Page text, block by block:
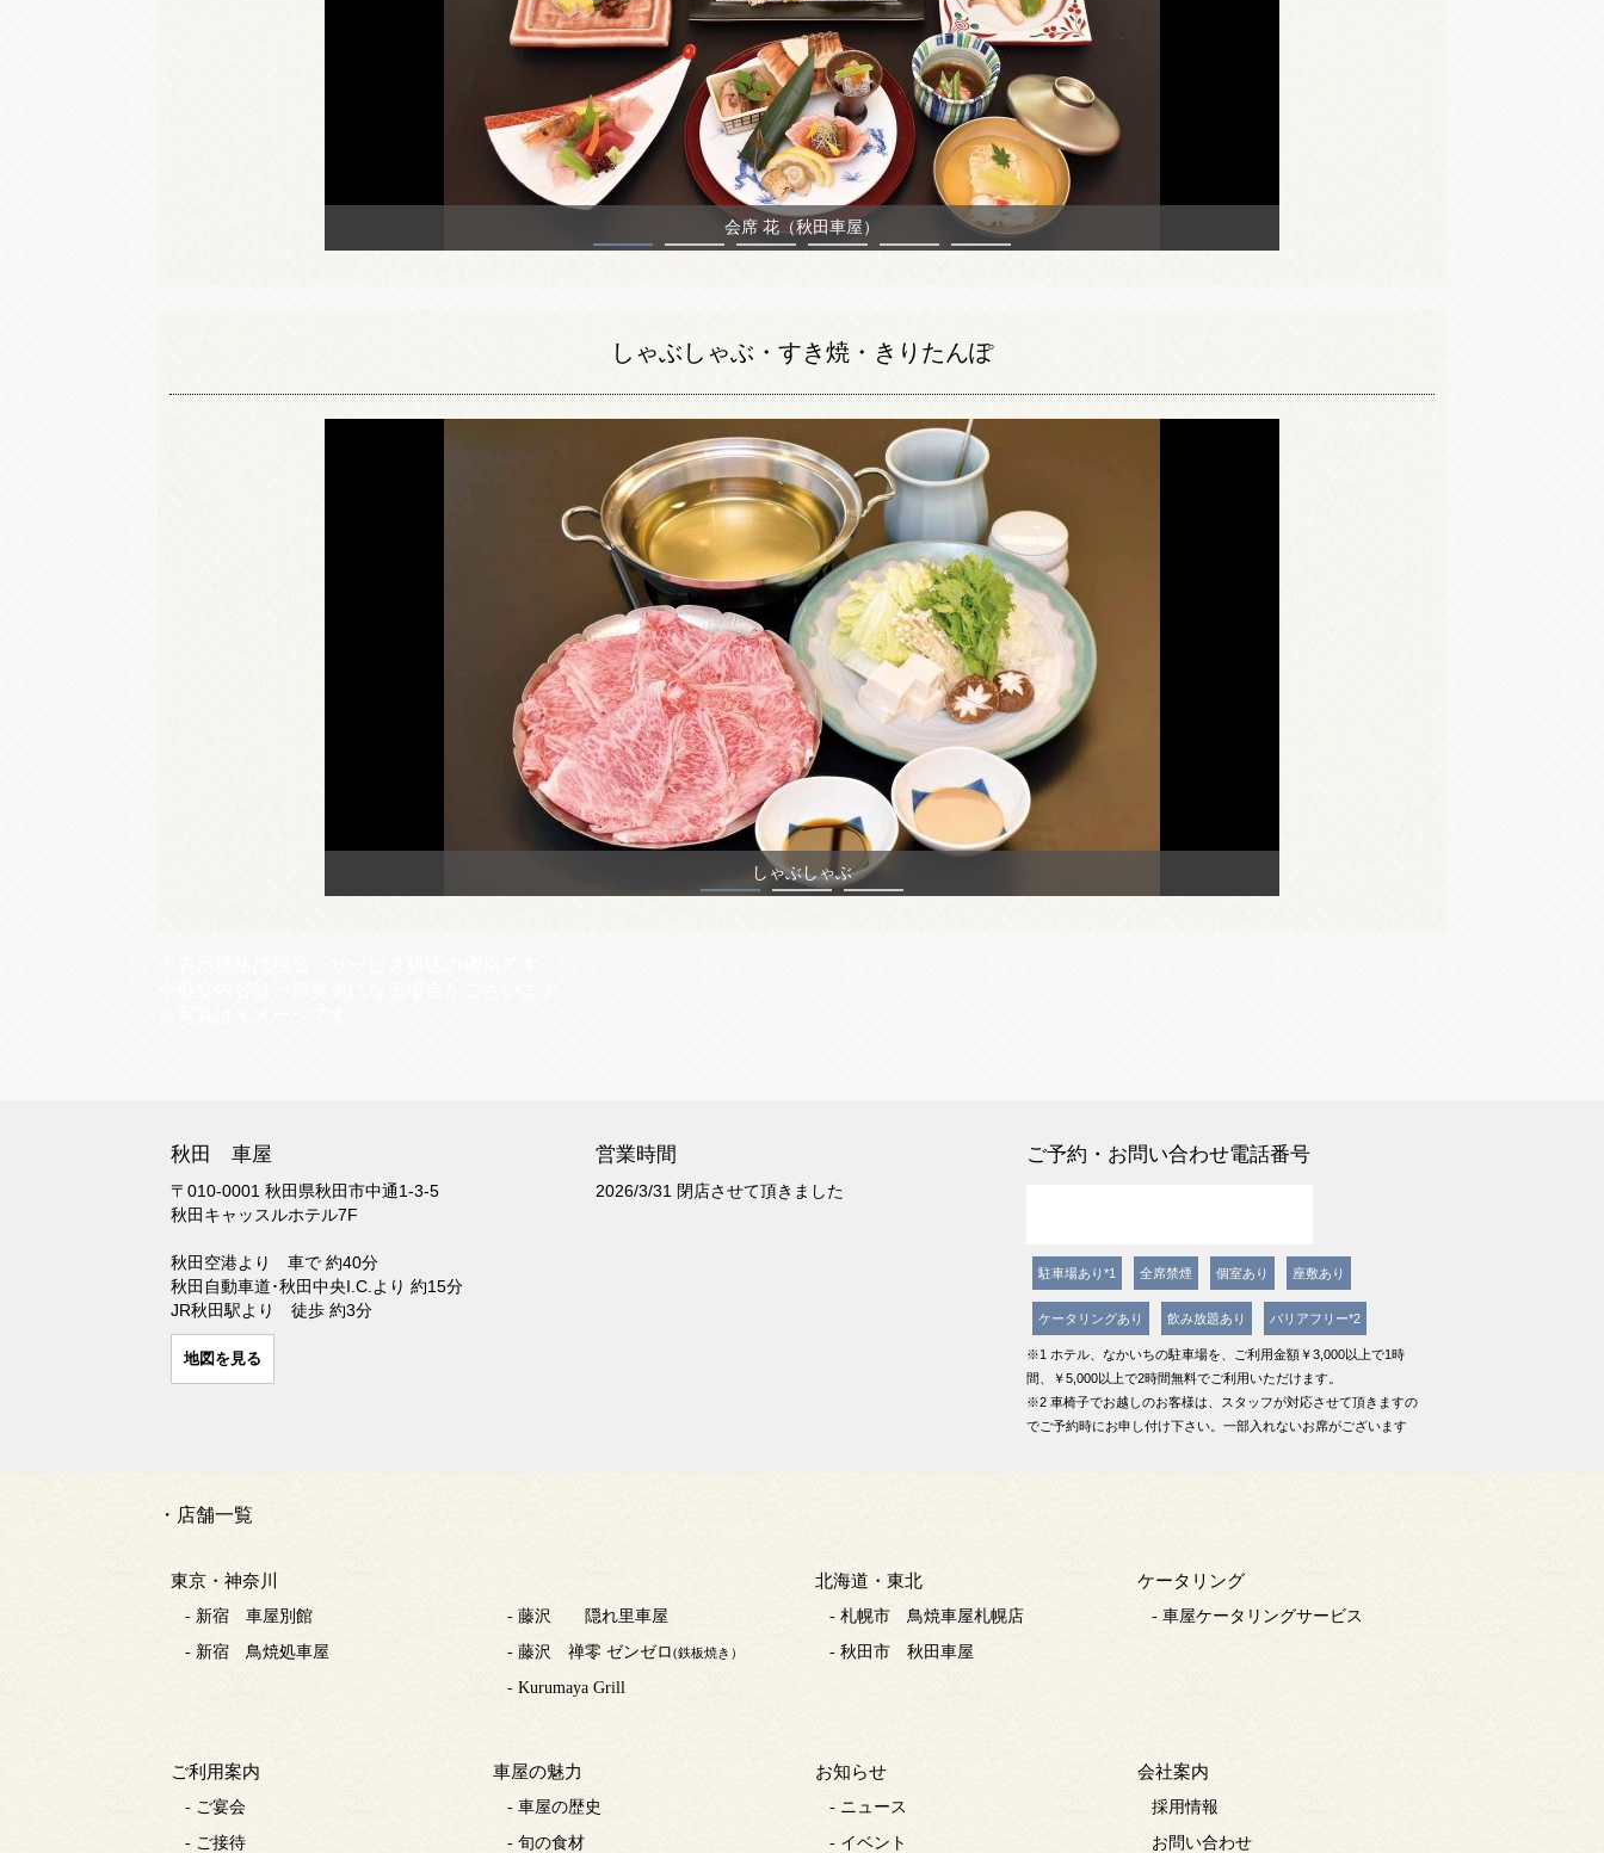
会席 花（秋田車屋）
しゃぶしゃぶ・すき焼・きりたんぽ
しゃぶしゃぶ
秋田 車屋
〒010-0001 秋田県秋田市中通1-3-5
秋田キャッスルホテル7F
秋田空港より 車で 約40分
秋田自動車道･秋田中央I.C.より 約15分
JR秋田駅より 徒歩 約3分
地図を見る
営業時間
2026/3/31 閉店させて頂きました
ご予約・お問い合わせ電話番号
駐車場あり*1 全席禁煙 個室あり 座敷あり
ケータリングあり 飲み放題あり バリアフリー*2
※1 ホテル、なかいちの駐車場を、ご利用金額￥3,000以上で1時
間、￥5,000以上で2時間無料でご利用いただけます。
※2 車椅子でお越しのお客様は、スタッフが対応させて頂きますの
でご予約時にお申し付け下さい。一部入れないお席がございます
・店舗一覧
東京・神奈川
- 新宿 車屋別館
- 新宿 鳥焼処車屋
- 藤沢 隠れ里車屋
- 藤沢 禅零 ゼンゼロ(鉄板焼き）
- Kurumaya Grill
北海道・東北
- 札幌市 鳥焼車屋札幌店
- 秋田市 秋田車屋
ケータリング
- 車屋ケータリングサービス
ご利用案内
- ご宴会
- ご接待
車屋の魅力
- 車屋の歴史
- 旬の食材
お知らせ
- ニュース
- イベント
会社案内
採用情報
お問い合わせ